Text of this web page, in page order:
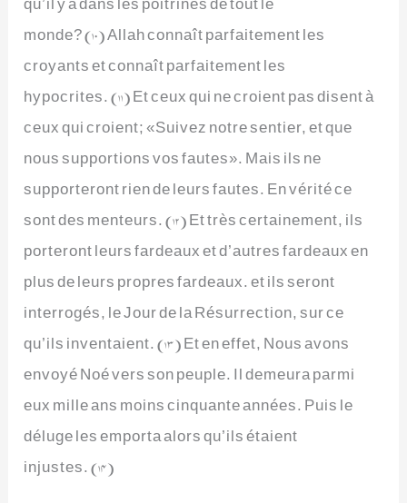
monde? (10) Allah connaît parfaitement les
croyants et connaît parfaitement les
hypocrites. (11) Et ceux qui ne croient pas disent à
ceux qui croient; «Suivez notre sentier, et que
nous supportions vos fautes». Mais ils ne
supporteront rien de leurs fautes. En vérité ce
sont des menteurs. (12) Et très certainement, ils
porteront leurs fardeaux et d’autres fardeaux en
plus de leurs propres fardeaux. et ils seront
interrogés, le Jour de la Résurrection, sur ce
qu’ils inventaient. (13) Et en effet, Nous avons
envoyé Noé vers son peuple. Il demeura parmi
eux mille ans moins cinquante années. Puis le
déluge les emporta alors qu’ils étaient
injustes. (14)